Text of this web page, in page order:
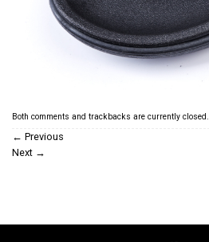
Both comments and trackbacks are currently closed.
← Previous
Next →